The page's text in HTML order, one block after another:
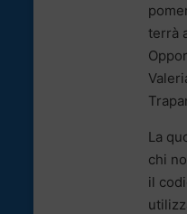
terrà
La
chi
il